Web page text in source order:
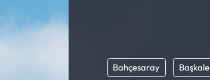
Bahçesaray Başkale
Eğitim